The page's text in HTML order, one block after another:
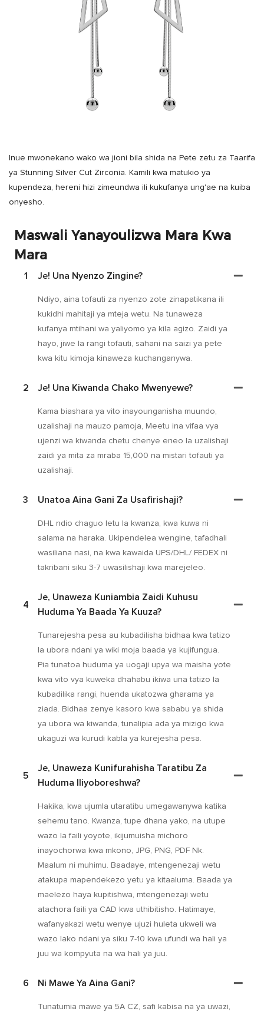
Inue mwonekano wako wa jioni bila shida na Pete zetu za Taarifa
ya Stunning Silver Cut Zirconia. Kamili kwa matukio ya
kupendeza, hereni hizi zimeundwa ili kukufanya ung'ae na kuiba
onyesho.
Maswali Yanayoulizwa Mara Kwa
Mara
1 Je! Una Nyenzo Zingine?
Ndiyo, aina tofauti za nyenzo zote zinapatikana ili
kukidhi mahitaji ya mteja wetu. Na tunaweza
kufanya mtihani wa yaliyomo ya kila agizo. Zaidi ya
hayo, jiwe la rangi tofauti, sahani na saizi ya pete
kwa kitu kimoja kinaweza kuchanganywa.
2 Je! Una Kiwanda Chako Mwenyewe?
Kama biashara ya vito inayounganisha muundo,
uzalishaji na mauzo pamoja, Meetu ina vifaa vya
ujenzi wa kiwanda chetu chenye eneo la uzalishaji
zaidi ya mita za mraba 15,000 na mistari tofauti ya
uzalishaji.
3 Unatoa Aina Gani Za Usafirishaji?
DHL ndio chaguo letu la kwanza, kwa kuwa ni
salama na haraka. Ukipendelea wengine, tafadhali
wasiliana nasi, na kwa kawaida UPS/DHL/ FEDEX ni
takribani siku 3-7 uwasilishaji kwa marejeleo.
4
Je, Unaweza Kuniambia Zaidi Kuhusu
Huduma Ya Baada Ya Kuuza?
Tunarejesha pesa au kubadilisha bidhaa kwa tatizo
la ubora ndani ya wiki moja baada ya kujifungua.
Pia tunatoa huduma ya uogaji upya wa maisha yote
kwa vito vya kuweka dhahabu ikiwa una tatizo la
kubadilika rangi, huenda ukatozwa gharama ya
ziada. Bidhaa zenye kasoro kwa sababu ya shida
ya ubora wa kiwanda, tunalipia ada ya mizigo kwa
ukaguzi wa kurudi kabla ya kurejesha pesa.
5
Je, Unaweza Kunifurahisha Taratibu Za
Huduma Iliyoboreshwa?
Hakika, kwa ujumla utaratibu umegawanywa katika
sehemu tano. Kwanza, tupe dhana yako, na utupe
wazo la faili yoyote, ikijumuisha michoro
inayochorwa kwa mkono, JPG, PNG, PDF Nk.
Maalum ni muhimu. Baadaye, mtengenezaji wetu
atakupa mapendekezo yetu ya kitaaluma. Baada ya
maelezo haya kupitishwa, mtengenezaji wetu
atachora faili ya CAD kwa uthibitisho. Hatimaye,
wafanyakazi wetu wenye ujuzi huleta ukweli wa
wazo lako ndani ya siku 7-10 kwa ufundi wa hali ya
juu wa kompyuta na wa hali ya juu.
6 Ni Mawe Ya Aina Gani?
Tunatumia mawe ya 5A CZ, safi kabisa na ya uwazi,